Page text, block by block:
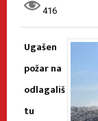
416
Ugašen
požar na
odlagališ
tu